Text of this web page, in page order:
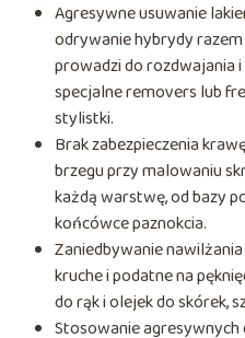
Agresywne usuwanie
odrywanie hybrydy
prowadzi do rozdwajania
specjalne removers lub
stylistki.
Brak zabezpieczenia
brzegu przy malowaniu
każdą warstwę, od bazy
końcówce paznokcia.
Zaniedbywanie
kruche i podatne na
do rąk i olejek do skórek,
Stosowanie